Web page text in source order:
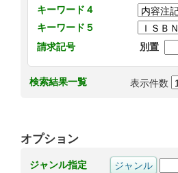
キーワード４
キーワード５
請求記号
別置
検索結果一覧 表示件数
オプション
ジャンル指定